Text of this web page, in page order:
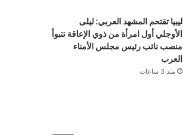
ليبيا تقتحم المشهد العربي: ليلى
الأوجلي أول امرأة من ذوي الإعاقة تتبوأ
منصب نائب رئيس مجلس الأمناء
العرب
منذ 3 ساعات